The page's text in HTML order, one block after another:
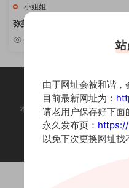
小姐姐
弥美Mime – cos写真套图合集
[持续更新]
本站为摄影写真图片网站，内容
如有违法
站
由于网址会被和谐，
目前最新网址为：
请老用户保存好下面
永久发布页：
以免下次更换网址找